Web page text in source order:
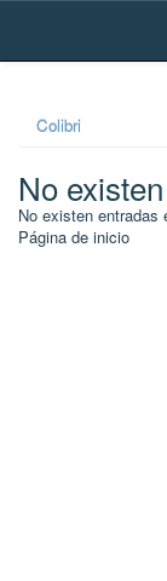
Skip
Colibri
No
No existen entradas
Página de inicio